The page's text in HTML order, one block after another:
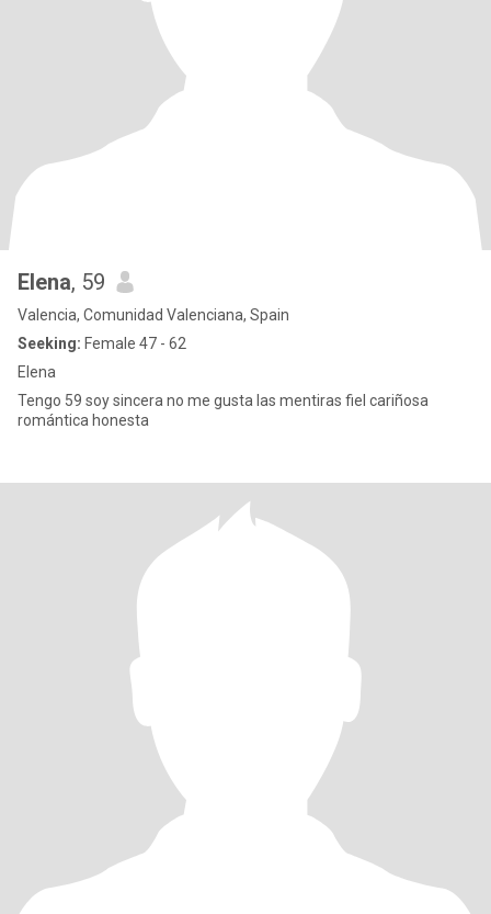
Elena, 59
Valencia, Comunidad Valenciana, Spain
Seeking: Female 47 - 62
Elena
Tengo 59 soy sincera no me gusta las mentiras fiel cariñosa
romántica honesta